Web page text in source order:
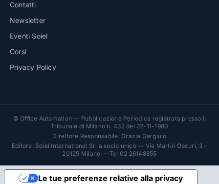
Contatti
Newsletter
Eventi Soiel
Corsi
Privacy Policy
© Office Automation — Pubblicazione Periodica registrata presso il
Tribunale di Milano n. 432 del 22-11-1980
Direttore Responsabile: Grazia Gargiulo
Editore: Soiel International Srl a socio unico — Via Martiri Oscuri, 3 –
20125 Milano — Tel 02 26148855
Le tue preferenze relative alla privacy